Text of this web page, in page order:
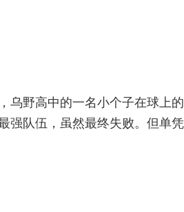
野高中的一名小个子在球上
队伍，虽然最终失败。但单